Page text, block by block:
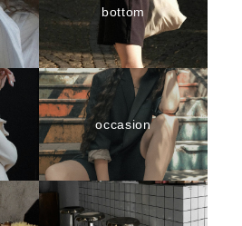
bottom
occasion